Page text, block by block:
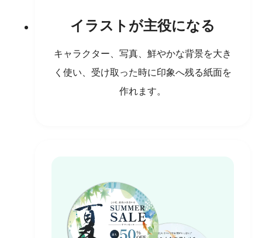
イラストが主役になる
キャラクター、写真、鮮やかな背景を大き
く使い、受け取った時に印象へ残る紙面を
作れます。